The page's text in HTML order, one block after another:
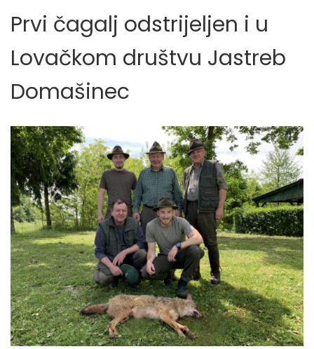
Prvi čagalj odstrijeljen i u
Lovačkom društvu Jastreb
Domašinec